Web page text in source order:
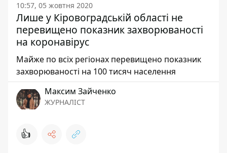
10:57, 05 жовтня 2020
Лише у Кіровоградській області не
перевищено показник захворюваності
на коронавірус
Майже по всіх регіонах перевищено показник
захворюваності на 100 тисяч населення
Максим Зайченко
ЖУРНАЛІСТ
👍